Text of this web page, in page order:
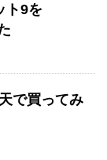
ト9を
で買ってみ